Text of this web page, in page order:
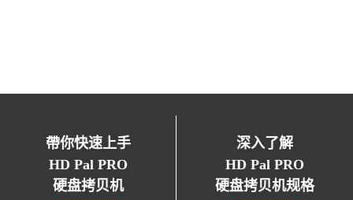
帶你快速上手
HD Pal PRO
硬盘拷贝机
深入了解
HD Pal PRO
硬盘拷贝机规格